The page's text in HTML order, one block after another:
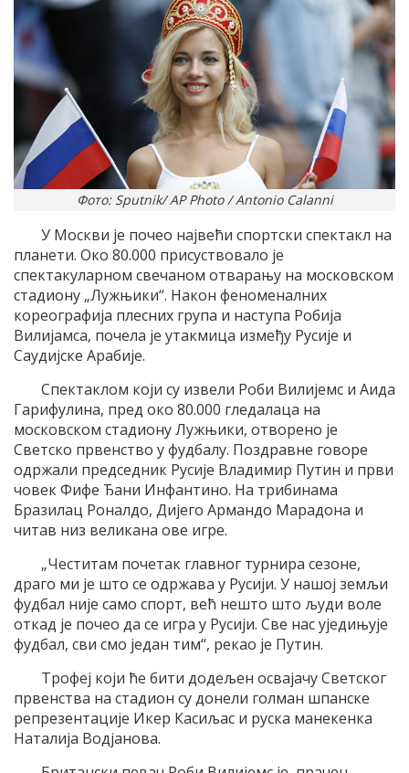
Фото: Sputnik/ AP Photo / Antonio Calanni
У Москви је почео највећи спортски спектакл на
планети. Око 80.000 присуствовало је
спектакуларном свечаном отварању на московском
стадиону „Лужњики“. Након феноменалних
кореографија плесних група и наступа Робија
Вилијамса, почела је утакмица између Русије и
Саудијске Арабије.
Спектаклом који су извели Роби Вилијемс и Аида
Гарифулина, пред око 80.000 гледалаца на
московском стадиону Лужњики, отворено је
Светско првенство у фудбалу. Поздравне говоре
одржали председник Русије Владимир Путин и први
човек Фифе Ђани Инфантино. На трибинама
Бразилац Роналдо, Дијего Армандо Марадона и
читав низ великана ове игре.
„Честитам почетак главног турнира сезоне,
драго ми је што се одржава у Русији. У нашој земљи
фудбал није само спорт, већ нешто што људи воле
откад је почео да се игра у Русији. Све нас уједињује
фудбал, сви смо један тим“, рекао је Путин.
Трофеј који ће бити додељен освајачу Светског
првенства на стадион су донели голман шпанске
репрезентације Икер Касиљас и руска манекенка
Наталија Водјанова.